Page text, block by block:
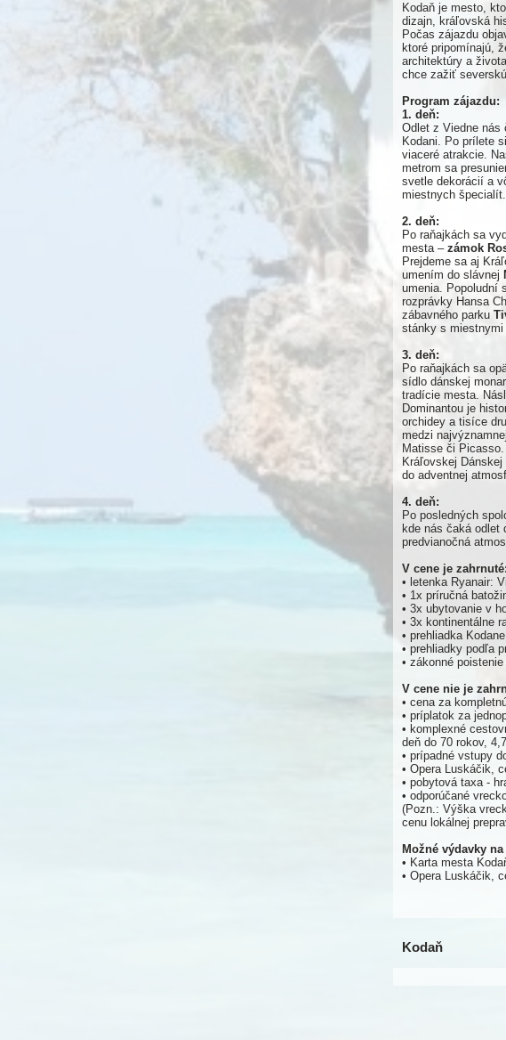
Kodaň je mesto,
dizajn, kráľovská
Počas zájazdu
ktoré pripomínajú,
architektúry a
chce zažiť
Program zájazdu:
1. deň:
Odlet z Viedne nás
Kodani. Po prílete
viaceré atrakcie.
metrom sa
svetle dekorácií a
miestnych
2. deň:
Po raňajkách sa
mesta – zámok
Prejdeme sa aj
umením do slávnej
umenia. Popoludní
rozprávky Hansa
zábavného parku
stánky s miestnymi
3. deň:
Po raňajkách sa
sídlo dánskej
tradície mesta.
Dominantou je
orchidey a tisíce
medzi
Matisse či
Kráľovskej
do adventnej
4. deň:
Po posledných
kde nás čaká odlet
predvianočná
V cene je zahrnuté:
• letenka Ryanair:
• 1x príručná
• 3x ubytovanie v
• 3x kontinentálne
• prehliadka
• prehliadky podľa
• zákonné
V cene nie je
• cena za
• príplatok za
• komplexné
deň do 70 rokov,
• prípadné vstupy
• Opera Luskáčik,
• pobytová taxa -
• odporúčané
(Pozn.: Výška
cenu lokálnej
Možné výdavky
• Karta mesta
• Opera Luskáčik,
Kodaň